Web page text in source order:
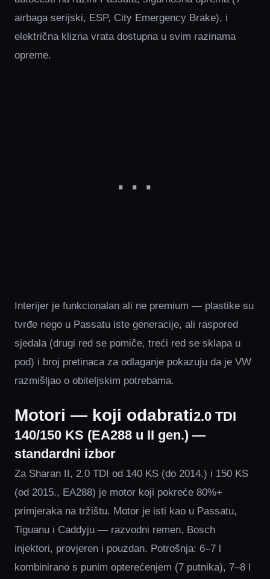
airbaga serijski, ESP, City Emergency Brake), i
električna klizna vrata dostupna u svim razinama
opreme.
Interijer je funkcionalan ali ne premium — plastike su
tvrđe nego u Passatu iste generacije, ali raspored
sjedala (drugi red se pomiče, treći red se sklapa u
pod) i broj pretinaca za odlaganje pokazuju da je VW
razmišljao o obiteljskim potrebama.
Motori — koji odabrati2.0 TDI
140/150 KS (EA288 u II gen.) —
standardni izbor
Za Sharan II, 2.0 TDI od 140 KS (do 2014.) i 150 KS
(od 2015., EA288) je motor koji pokreće 80%+
primjeraka na tržištu. Motor je isti kao u Passatu,
Tiguanu i Caddyju — razvodni remen, Bosch
injektori, provjeren i pouzdan. Potrošnja: 6–7 l
kombinirano s punim opterećenjem (7 putnika), 7–8 l